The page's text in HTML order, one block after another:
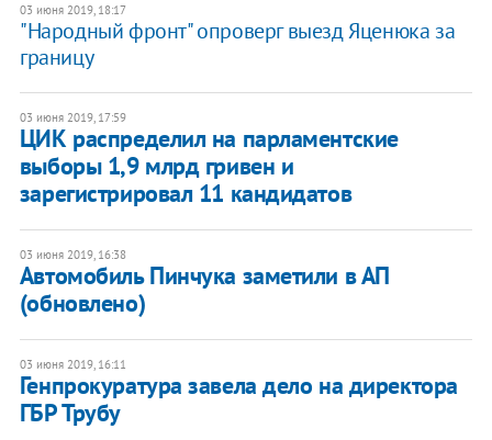
03 июня 2019, 18:17
"Народный фронт" опроверг выезд Яценюка за
границу
03 июня 2019, 17:59
ЦИК распределил на парламентские
выборы 1,9 млрд гривен и
зарегистрировал 11 кандидатов
03 июня 2019, 16:38
Автомобиль Пинчука заметили в АП
(обновлено)
03 июня 2019, 16:11
​Генпрокуратура завела дело на директора
ГБР Трубу